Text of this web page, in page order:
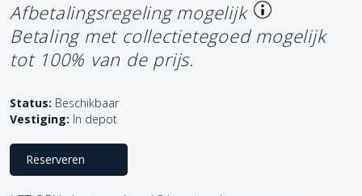
Afbetalingsregeling mogelijk
Betaling met collectietegoed mogelijk
tot 100% van de prijs.
Status: Beschikbaar
Vestiging: In depot
Reserveren